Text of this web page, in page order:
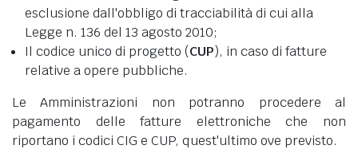
esclusione dall'obbligo di tracciabilità di cui alla
Legge n. 136 del 13 agosto 2010;
Il codice unico di progetto (CUP), in caso di fatture
relative a opere pubbliche.
Le Amministrazioni non potranno procedere al
pagamento delle fatture elettroniche che non
riportano i codici CIG e CUP, quest'ultimo ove previsto.